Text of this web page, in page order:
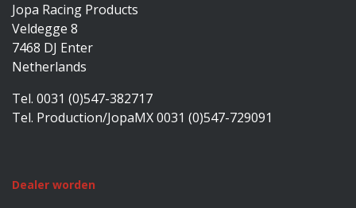
Jopa Racing Products
Veldegge 8
7468 DJ Enter
Netherlands
Tel. 0031 (0)547-382717
Tel. Production/JopaMX 0031 (0)547-729091
Dealer worden